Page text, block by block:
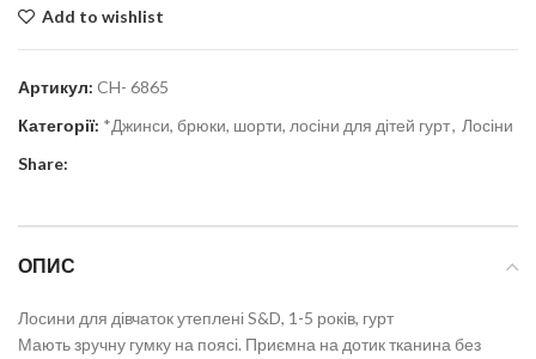
Add to wishlist
Артикул: CH- 6865
Категорії: *Джинси, брюки, шорти, лосіни для дітей гурт, Лосіни
Share:
ОПИС
Лосини для дівчаток утеплені S&D, 1-5 років, гурт
Мають зручну гумку на поясі. Приємна на дотик тканина без